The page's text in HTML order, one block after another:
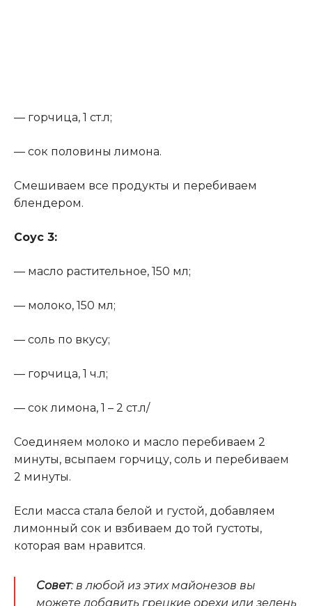
— горчица, 1 ст.л;
— сок половины лимона.
Смешиваем все продукты и перебиваем
блендером.
Соус 3:
— масло растительное, 150 мл;
— молоко, 150 мл;
— соль по вкусу;
— горчица, 1 ч.л;
— сок лимона, 1 – 2 ст.л/
Соединяем молоко и масло перебиваем 2
минуты, всыпаем горчицу, соль и перебиваем
2 минуты.
Если масса стала белой и густой, добавляем
лимонный сок и взбиваем до той густоты,
которая вам нравится.
Совет: в любой из этих майонезов вы
можете добавить грецкие орехи или зелень